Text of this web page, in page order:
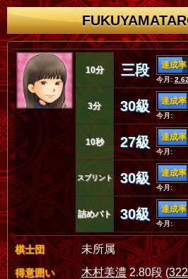
10分 三段 達成
今月:
3分 30級 達成
今月:
10秒 27級 達成
今月:
スプリント 30級 達成
今月:
詰めバト 30級 達成
今月:
棋士団 未所属
得意囲い 木村美濃2.80段 (